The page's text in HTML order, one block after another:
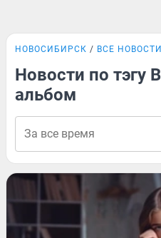
НОВОСИБИРСК ВСЕ НОВОСТИ
Новости по тэгу
альбом